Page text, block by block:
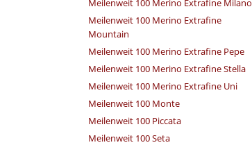
Meilenweit 100 Merino Extrafine Milano
Meilenweit 100 Merino Extrafine
Mountain
Meilenweit 100 Merino Extrafine Pepe
Meilenweit 100 Merino Extrafine Stella
Meilenweit 100 Merino Extrafine Uni
Meilenweit 100 Monte
Meilenweit 100 Piccata
Meilenweit 100 Seta